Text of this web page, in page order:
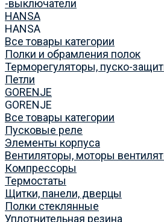
-выключатели
HANSA
HANSA
Все товары категории
Полки и обрамления полок
Терморегуляторы, пуско-
Петли
GORENJE
GORENJE
Все товары категории
Пусковые реле
Элементы корпуса
Вентиляторы, моторы
Компрессоры
Термостаты
Щитки, панели, дверцы
Полки стеклянные
Уплотнительная резина